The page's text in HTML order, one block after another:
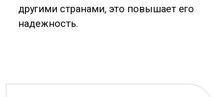
непроверенную информацию из
сомнительных источников.
зависимости от суммы сделки.